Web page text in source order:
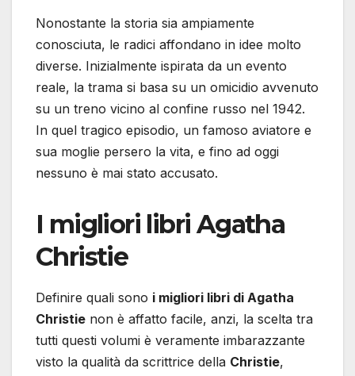
Nonostante la storia sia ampiamente
conosciuta, le radici affondano in idee molto
diverse. Inizialmente ispirata da un evento
reale, la trama si basa su un omicidio avvenuto
su un treno vicino al confine russo nel 1942.
In quel tragico episodio, un famoso aviatore e
sua moglie persero la vita, e fino ad oggi
nessuno è mai stato accusato.
I migliori libri Agatha
Christie
Definire quali sono i migliori libri di Agatha
Christie non è affatto facile, anzi, la scelta tra
tutti questi volumi è veramente imbarazzante
visto la qualità da scrittrice della Christie,